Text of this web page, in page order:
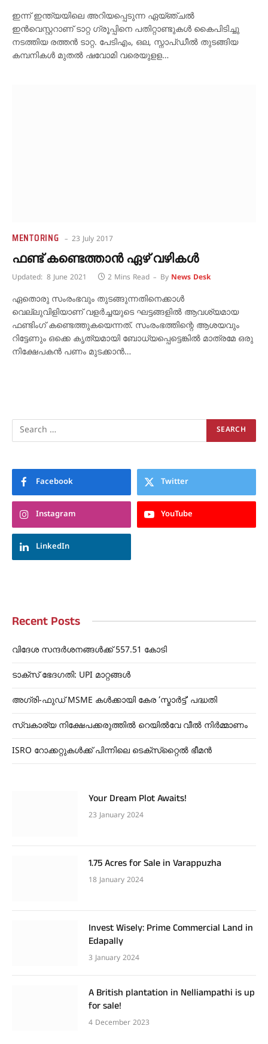
ഇന്ന് ഇന്ത്യയിലെ അറിയപ്പെടുന്ന ഏയ്ഞ്ചല്‍
ഇന്‍വെസ്റ്ററാണ് ടാറ്റ ഗ്രൂപ്പിനെ പതിറ്റാണ്ടുകള്‍ കൈപിടിച്ചു
നടത്തിയ രത്തന്‍ ടാറ്റ. പേടിഎം, ഒല, സ്നാപ്ഡീല്‍ തുടങ്ങിയ
കമ്പനികള്‍ മുതല്‍ ഷവോമി വരെയുളള…
MENTORING 23 July 2017
ഫണ്ട് കണ്ടെത്താന്‍ ഏഴ് വഴികള്‍
Updated: 8 June 2021 2 Mins Read By News Desk
ഏതൊരു സംരംഭവും തുടങ്ങുന്നതിനെക്കാള്‍
വെല്ലുവിളിയാണ് വളര്‍ച്ചയുടെ ഘട്ടങ്ങളില്‍ ആവശ്യമായ
ഫണ്ടിംഗ് കണ്ടെത്തുകയെന്നത്. സംരംഭത്തിന്റെ ആശയവും
റിട്ടേണും ഒക്കെ കൃത്യമായി ബോധ്യപ്പെട്ടെങ്കില്‍ മാത്രമേ ഒരു
നിക്ഷേപകന്‍ പണം മുടക്കാന്‍…
Facebook Twitter
Instagram YouTube
LinkedIn
Recent Posts
വിദേശ സന്ദർശനങ്ങൾക്ക് 557.51 കോടി
ടാക്സ് ഭേദഗതി: UPI മാറ്റങ്ങൾ
അഗ്രി-ഫുഡ് MSME കൾക്കായി കേര ‘സ്മാര്‍ട്ട്’ പദ്ധതി
സ്വകാര്യ നിക്ഷേപക്കരുത്തിൽ റെയിൽവേ വീൽ നിർമ്മാണം
ISRO റോക്കറ്റുകൾക്ക് പിന്നിലെ ടെക്‌സ്‌റ്റൈൽ ഭീമൻ
Your Dream Plot Awaits!
23 January 2024
1.75 Acres for Sale in Varappuzha
18 January 2024
Invest Wisely: Prime Commercial Land in
Edapally
3 January 2024
A British plantation in Nelliampathi is up
for sale!
4 December 2023